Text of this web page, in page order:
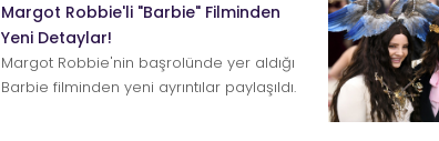
Margot Robbie'li "Barbie" Filminden
Yeni Detaylar!
Margot Robbie'nin başrolünde yer aldığı
Barbie filminden yeni ayrıntılar paylaşıldı.